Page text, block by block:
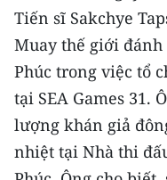
TIN MỚI
TIN ĐỊA PHƯƠNG
Trung du và miền
Đồng bằng sông
Tiến sĩ Sakchye
Muay thế giới
Phúc trong việc tổ
tại SEA Games 31.
lượng khán giả
nhiệt tại Nhà thi